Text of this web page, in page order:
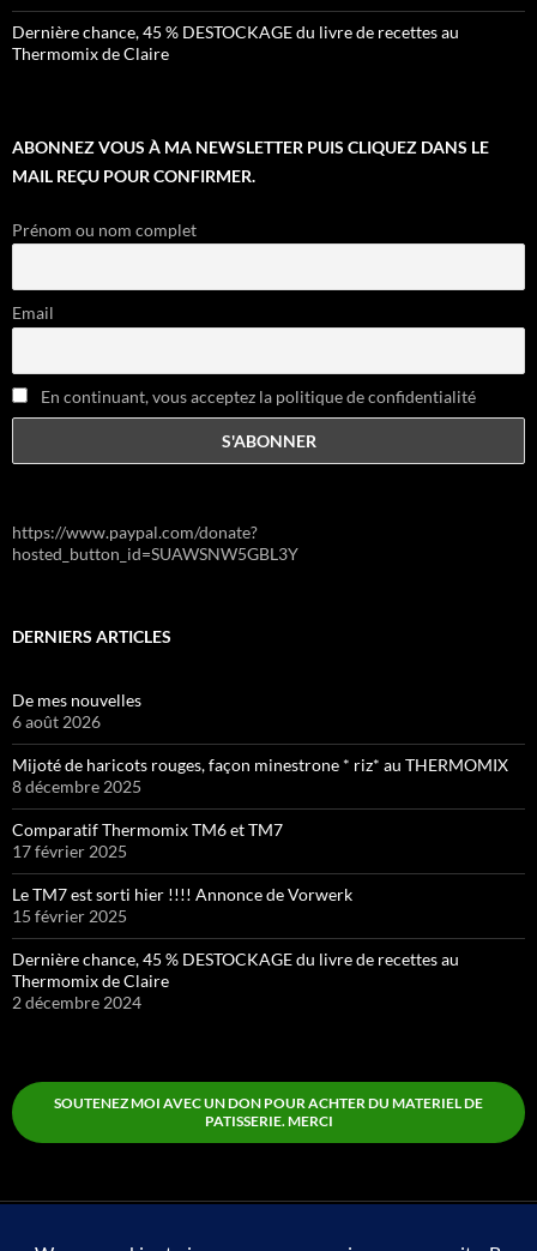
Dernière chance, 45 % DESTOCKAGE du livre de recettes au
Thermomix de Claire
ABONNEZ VOUS À MA NEWSLETTER PUIS CLIQUEZ DANS LE
MAIL REÇU POUR CONFIRMER.
Prénom ou nom complet
Email
En continuant, vous acceptez la politique de confidentialité
https://www.paypal.com/donate?
hosted_button_id=SUAWSNW5GBL3Y
DERNIERS ARTICLES
De mes nouvelles
6 août 2026
Mijoté de haricots rouges, façon minestrone * riz* au THERMOMIX
8 décembre 2025
Comparatif Thermomix TM6 et TM7
17 février 2025
Le TM7 est sorti hier !!!! Annonce de Vorwerk
15 février 2025
Dernière chance, 45 % DESTOCKAGE du livre de recettes au
Thermomix de Claire
2 décembre 2024
SOUTENEZ MOI AVEC UN DON POUR ACHTER DU MATERIEL DE
PATISSERIE. MERCI